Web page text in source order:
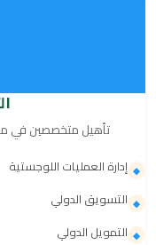
تأهيل متخصصين في
◆ إدارة العمليات اللوجستية
◆ التسويق الدولي
◆ التمويل الدولي